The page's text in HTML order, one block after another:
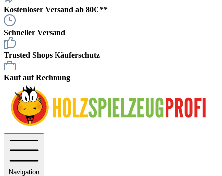
Kostenloser Versand ab 80€ **
Schneller Versand
Trusted Shops Käuferschutz
Kauf auf Rechnung
Navigation